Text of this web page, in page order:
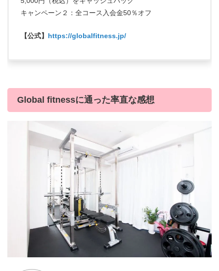
キャンペーン２：全コース入会金50％オフ
【公式】 https://globalfitness.jp/
Global fitnessに通った率直な感想